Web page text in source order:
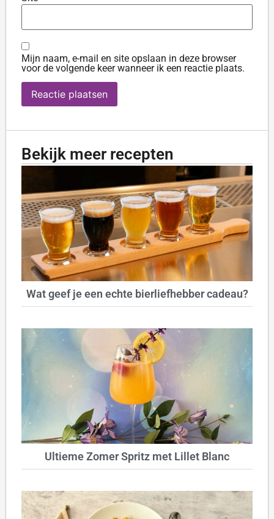
Mijn naam, e-mail en site opslaan in deze browser
voor de volgende keer wanneer ik een reactie plaats.
Bekijk meer recepten
Wat geef je een echte bierliefhebber cadeau?
Ultieme Zomer Spritz met Lillet Blanc